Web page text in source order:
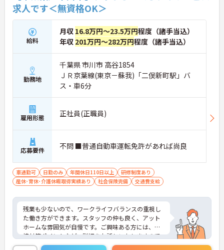
求人です＜無資格OK＞
給料
月収 16.8万円～23.5万円程度（諸手当込）
年収 201万円～282万円程度（諸手当込）
勤務地
千葉県 市川市 高谷1854
ＪＲ京葉線(東京－蘇我)「二俣新町駅」バ
ス・車6分
雇用形態 正社員(正職員)
応募要件 不問 ■普通自動車運転免許があれば尚良
車通勤可 日勤のみ 年間休日110日以上
研修制度あり
産休･育休･介護休暇取得実績あり
社会保険完備 交通費支給
残業も少ないので、ワークライフバランスの重視し
た働き方ができます。スタッフの仲も良く、アット
ホームな雰囲気が自慢です。ご興味ある方には、面
接対策ポイントなど、詳細をお話しいたしますので
お気軽にご相談ください。